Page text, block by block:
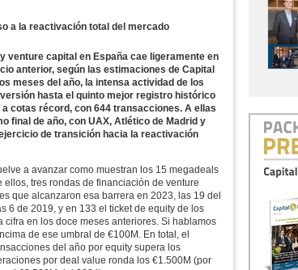
a la reactivación total del mercado
venture capital en España cae ligeramente en
anterior, según las estimaciones de Capital
meses del año, la intensa actividad de los
hasta el quinto mejor registro histórico
cotas récord, con 644 transacciones. A ellas
final de año, con UAX, Atlético de Madrid y
de transición hacia la reactivación
a avanzar como muestran los 15 megadeals
tres rondas de financiación de venture
que alcanzaron esa barrera en 2023, las 19 del
6 de 2019, y en 133 el ticket de equity de los
en los doce meses anteriores. Si hablamos
de ese umbral de €100M. En total, el
del año por equity supera los
por deal value ronda los €1.500M (por